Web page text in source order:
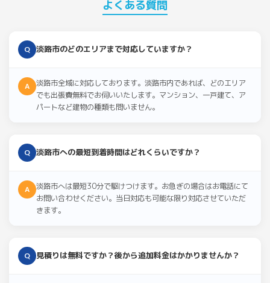
よくある質問
Q 淡路市のどのエリアまで対応していますか？
A
淡路市全域に対応しております。淡路市内であれば、どのエリア
でも出張費無料でお伺いいたします。マンション、一戸建て、ア
パートなど建物の種類も問いません。
Q 淡路市への最短到着時間はどれくらいですか？
A
淡路市へは最短30分で駆けつけます。お急ぎの場合はお電話にて
お問い合わせください。当日対応も可能な限り対応させていただ
きます。
Q 見積りは無料ですか？後から追加料金はかかりませんか？